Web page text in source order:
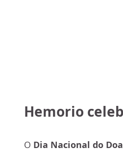
Hemorio
O Dia Nacional do